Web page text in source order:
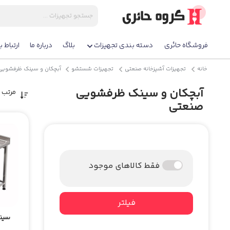
فروشگاه حائری دسته بندی تجهیزات بلاگ درباره ما ارتباط
خانه تجهیزات آشپزخانه صنعتی تجهیزات شستشو آبچکان و سینک
آبچکان و سینک ظرفشویی
صنعتی
فقط کالاهای موجود
فیلتر